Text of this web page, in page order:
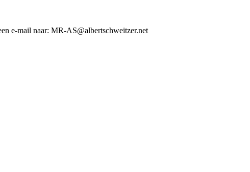
e-mail naar: MR-AS@albertschweitzer.net